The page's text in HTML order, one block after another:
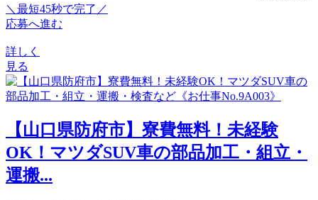
＼最短45秒で完了／
応募へ進む
詳しく
見る
【山口県防府市】寮費無料！未経験
OK！マツダSUV車の部品加工・組立・
運搬...